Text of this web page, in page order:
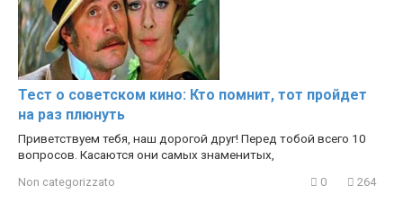
Тест о советском кино: Кто помнит, тот пройдет
на раз плюнуть
Приветствуем тебя, наш дорогой друг! Перед тобой всего 10
вопросов. Касаются они самых знаменитых,
Non categorizzato 0 264